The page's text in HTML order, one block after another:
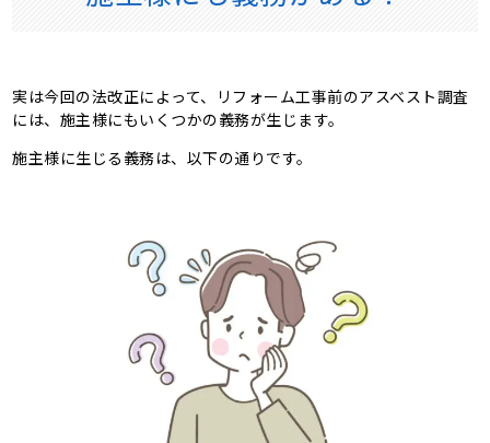
実は今回の法改正によって、リフォーム工事前のアスベスト調査
には、施主様にもいくつかの義務が生じます。
施主様に生じる義務は、以下の通りです。